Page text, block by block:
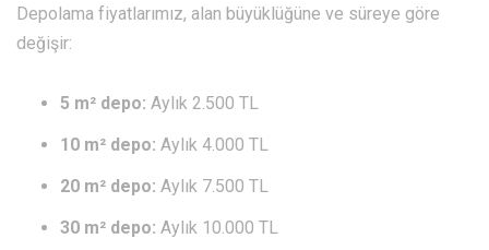
Depolama fiyatlarımız, alan büyüklüğüne ve süreye göre
değişir:
5 m² depo: Aylık 2.500 TL
10 m² depo: Aylık 4.000 TL
20 m² depo: Aylık 7.500 TL
30 m² depo: Aylık 10.000 TL